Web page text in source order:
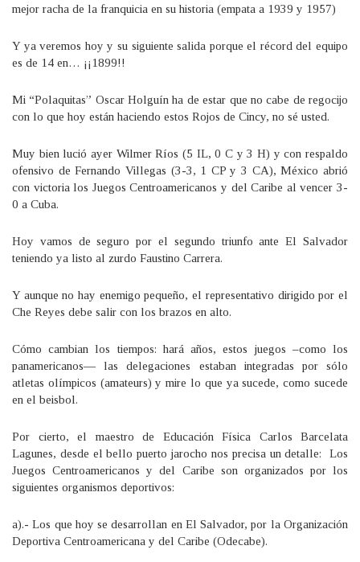
mejor racha de la franquicia en su historia (empata a 1939 y 1957)
Y ya veremos hoy y su siguiente salida porque el récord del equipo
es de 14 en… ¡¡1899!!
Mi “Polaquitas” Oscar Holguín ha de estar que no cabe de regocijo
con lo que hoy están haciendo estos Rojos de Cincy, no sé usted.
Muy bien lució ayer Wilmer Ríos (5 IL, 0 C y 3 H) y con respaldo
ofensivo de Fernando Villegas (3-3, 1 CP y 3 CA), México abrió
con victoria los Juegos Centroamericanos y del Caribe al vencer 3-
0 a Cuba.
Hoy vamos de seguro por el segundo triunfo ante El Salvador
teniendo ya listo al zurdo Faustino Carrera.
Y aunque no hay enemigo pequeño, el representativo dirigido por el
Che Reyes debe salir con los brazos en alto.
Cómo cambian los tiempos: hará años, estos juegos –como los
panamericanos— las delegaciones estaban integradas por sólo
atletas olímpicos (amateurs) y mire lo que ya sucede, como sucede
en el beisbol.
Por cierto, el maestro de Educación Física Carlos Barcelata
Lagunes, desde el bello puerto jarocho nos precisa un detalle: Los
Juegos Centroamericanos y del Caribe son organizados por los
siguientes organismos deportivos:
a).- Los que hoy se desarrollan en El Salvador, por la Organización
Deportiva Centroamericana y del Caribe (Odecabe).